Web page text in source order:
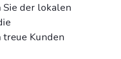
der lokalen
Kunden